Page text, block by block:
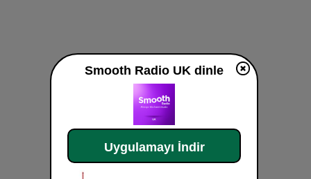
Smooth Radio UK dinle
Uygulamayı İndir